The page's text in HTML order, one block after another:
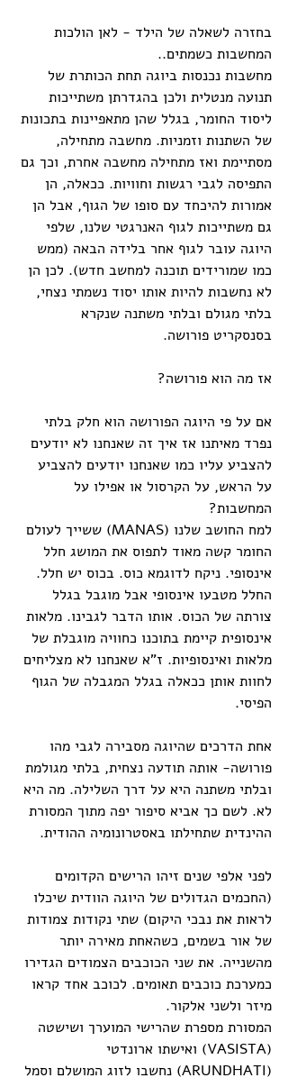
בחזרה לשאלה של הילד - לאן הולכות
המחשבות כשמתים..
מחשבות נכנסות ביוגה תחת הכותרת של
תנועה מנטלית ולכן בהגדרתן משתייכות
ליסוד החומר, בגלל שהן מתאפיינות בתכונות
של השתנות וזמניות. מחשבה מתחילה,
מסתיימת ואז מתחילה מחשבה אחרת, וכך גם
התפיסה לגבי רגשות וחוויות. ככאלה, הן
אמורות להיכחד עם סופו של הגוף, אבל הן
גם משתייכות לגוף האנרגטי שלנו, שלפי
היוגה עובר לגוף אחר בלידה הבאה (ממש
כמו שמורידים תוכנה למחשב חדש). לכן הן
לא נחשבות להיות אותו יסוד נשמתי נצחי,
בלתי מגולם ובלתי משתנה שנקרא
בסנסקריט פורושה.
אז מה הוא פורושה?
אם על פי היוגה הפורושה הוא חלק בלתי
נפרד מאיתנו אז איך זה שאנחנו לא יודעים
להצביע עליו כמו שאנחנו יודעים להצביע
על הראש, על הקרסול או אפילו על
המחשבות?
למח החושב שלנו (MANAS) ששייך לעולם
החומר קשה מאוד לתפוס את המושג חלל
אינסופי. ניקח לדוגמא כוס. בכוס יש חלל.
החלל מטבעו אינסופי אבל מוגבל בגלל
צורתה של הכוס. אותו הדבר לגבינו. מלאות
אינסופית קיימת בתוכנו כחוויה מוגבלת של
מלאות ואינסופיות. ז"א שאנחנו לא מצליחים
לחוות אותן ככאלה בגלל המגבלה של הגוף
הפיסי.
אחת הדרכים שהיוגה מסבירה לגבי מהו
פורושה- אותה תודעה נצחית, בלתי מגולמת
ובלתי משתנה היא על דרך השלילה. מה היא
לא. לשם כך אביא סיפור יפה מתוך המסורת
ההינדית שתחילתו באסטרונומיה ההודית.
לפני אלפי שנים זיהו הרישים הקדומים
(החכמים הגדולים של היוגה הוודית שיכלו
לראות את נבכי היקום) שתי נקודות צמודות
של אור בשמים, כשהאחת מאירה יותר
מהשנייה. את שני הכוכבים הצמודים הגדירו
כמערכת כוכבים תאומים. לכוכב אחד קראו
מיזר ולשני אלקור.
המסורת מספרת שהרישי המוערך ושישטה
(VASISTA) ואישתו ארונדטי
(ARUNDHATI) נחשבו לזוג המושלם וסמל